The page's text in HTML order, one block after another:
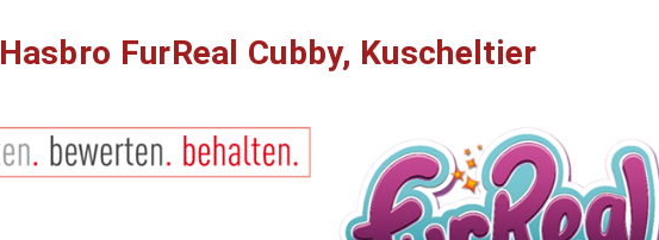
Hasbro FurReal Cubby, Kuscheltier